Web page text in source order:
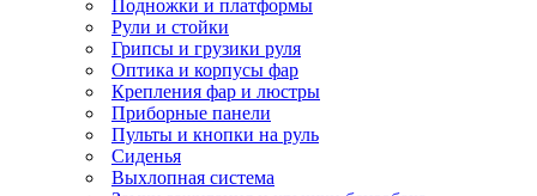
Подножки и платформы
Рули и стойки
Грипсы и грузики руля
Оптика и корпусы фар
Крепления фар и люстры
Приборные панели
Пульты и кнопки на руль
Сиденья
Выхлопная система